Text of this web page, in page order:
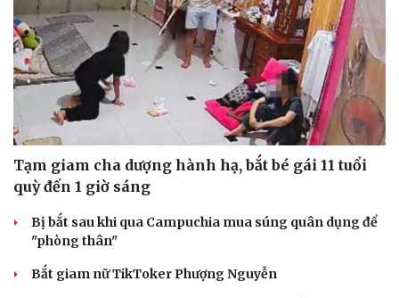
Tạm giam cha dượng hành hạ, bắt bé gái 11 tuổi
quỳ đến 1 giờ sáng
Bị bắt sau khi qua Campuchia mua súng quân dụng để
"phòng thân"
Bắt giam nữ TikToker Phượng Nguyễn